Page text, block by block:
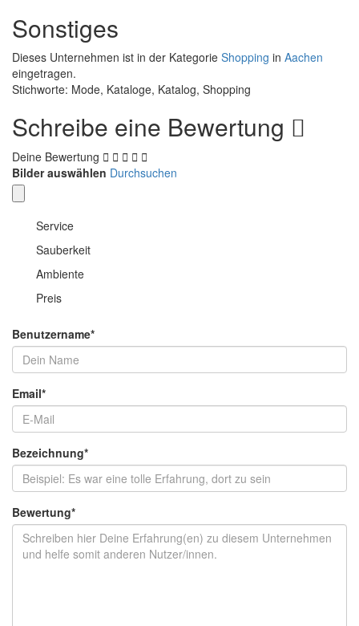
Sonstiges
Dieses Unternehmen ist in der Kategorie Shopping in Aachen
eingetragen.
Stichworte: Mode, Kataloge, Katalog, Shopping
Schreibe eine Bewertung
Deine Bewertung
Bilder auswählen Durchsuchen
Service
Sauberkeit
Ambiente
Preis
Benutzername*
Email*
Bezeichnung*
Bewertung*